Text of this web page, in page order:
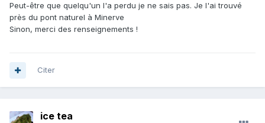
Peut-être que quelqu'un l'a perdu je ne sais pas. Je l'ai trouvé
près du pont naturel à Minerve
Sinon, merci des renseignements !
Citer
ice tea